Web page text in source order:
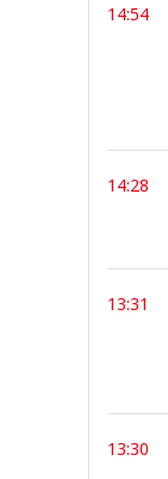
14:54
14:28
13:31
13:30